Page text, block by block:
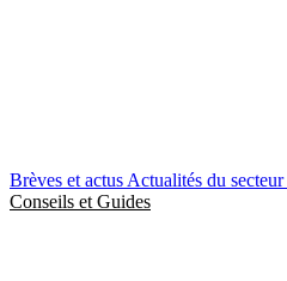
Brèves et actus Actualités du secteur
Conseils et Guides